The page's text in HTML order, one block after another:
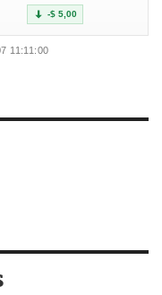
-$ 5,00
11:11:00